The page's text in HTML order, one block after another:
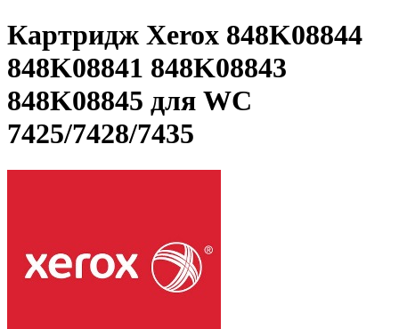
Картридж Xerox 848K08844
848K08841 848K08843
848K08845 для WC
7425/7428/7435